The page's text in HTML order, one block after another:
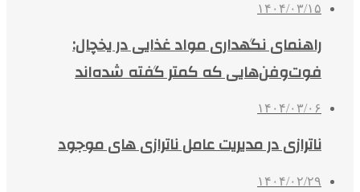
۱۴۰۴/۰۳/۱۵
راهنمای نگهداری مواد غذایی در یخچال:
فوت‌وفن‌هایی که کمتر گفته شده‌اند
۱۴۰۴/۰۳/۰۶
ناترازی در مدیریت عامل ناترازی های موجود
۱۴۰۴/۰۲/۲۹